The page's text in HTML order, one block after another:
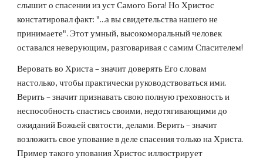
слышит о спасении из уст Самого Бога! Но Христос
констатировал факт: "...а вы свидетельства нашего не
принимаете". Этот умный, высокоморальный человек
оставался неверующим, разговаривая с самим Спасителем!
Веровать во Христа – значит доверять Его словам
настолько, чтобы практически руководствоваться ими.
Верить – значит признавать свою полную греховность и
неспособность спастись своими, недотягивающими до
ожиданий Божьей святости, делами. Верить – значит
возложить свое упование в деле спасения только на Христа.
Пример такого упования Христос иллюстрирует